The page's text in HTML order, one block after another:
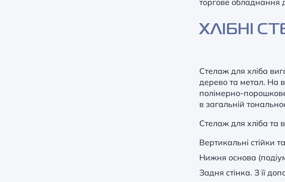
торгове обладнання
ХЛІБНІ
Стелаж для хліба
дерево та метал. На
полімерно-
в загальній
Стелаж для хліба та
Вертикальні стійки
Нижня основа
Задня стінка. З її